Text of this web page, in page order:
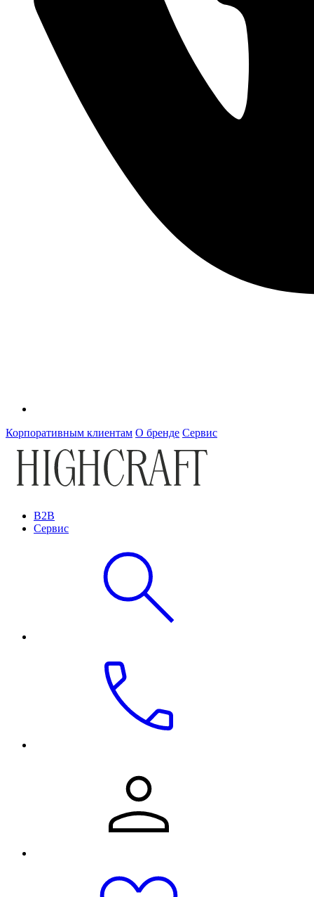
Корпоративным клиентам О бренде Сервис
B2B
Сервис